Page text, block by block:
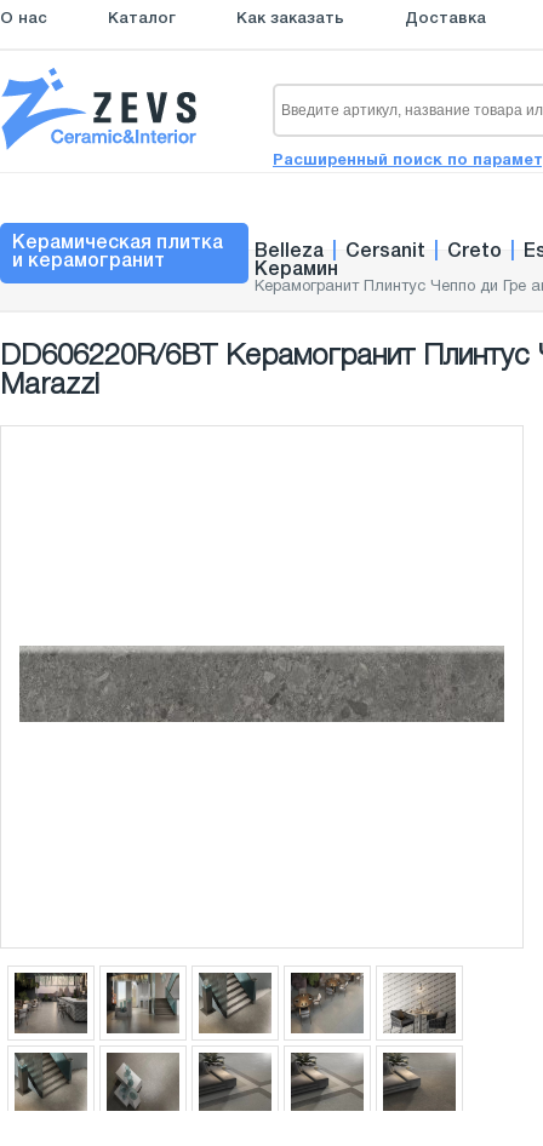
О нас Каталог Как заказать Доставка
Расширенный поиск по
Керамическая плитка
и керамогранит
Belleza Cersanit Creto
Керамин
Керамогранит Плинтус Чеппо ди Гре
DD606220R/6BT Керамогранит
Marazzi